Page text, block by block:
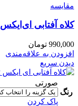
مقایسه
کلاه آفتابی ای‌ایکس‌2 مدل 369901
990,000 تومان
افزودن به علاقه‌مندی
دیدن سریع
رنگ
صورتی
پاک کردن